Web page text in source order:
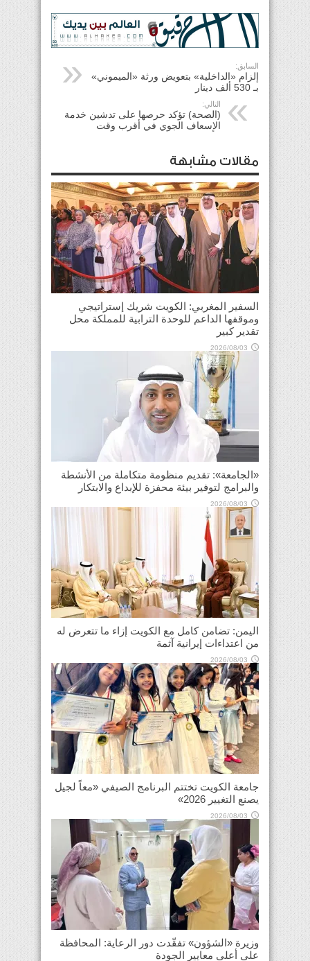
السابق:
إلزام «الداخلية» بتعويض ورثة «الميموني»
بـ 530 ألف دينار
التالي:
(الصحة) تؤكد حرصها على تدشين خدمة
الإسعاف الجوي في أقرب وقت
مقالات مشابهة
السفير المغربي: الكويت شريك إستراتيجي
وموقفها الداعم للوحدة الترابية للمملكة محل
تقدير كبير
2026/08/03
«الجامعة»: تقديم منظومة متكاملة من الأنشطة
والبرامج لتوفير بيئة محفزة للإبداع والابتكار
2026/08/03
اليمن: تضامن كامل مع الكويت إزاء ما تتعرض له
من اعتداءات إيرانية آثمة
2026/08/03
جامعة الكويت تختتم البرنامج الصيفي «معاً لجيل
يصنع التغيير 2026»
2026/08/03
وزيرة «الشؤون» تفقّدت دور الرعاية: المحافظة
على أعلى معايير الجودة